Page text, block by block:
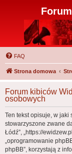
FAQ
Strona domowa
Forum kibiców
osobowych
Ten tekst opisuje, w jaki
stowarzyszone zwane
Łódź”, „https://
„oprogramowanie
phpBB”, korzystają z